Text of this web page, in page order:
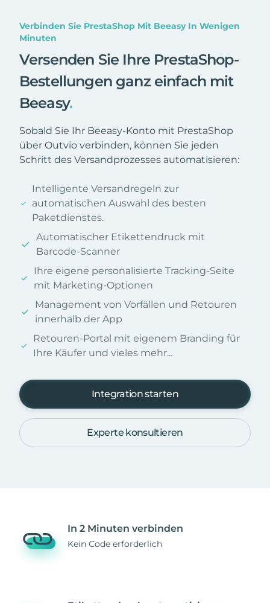
Verbinden Sie PrestaShop Mit Beeasy In Wenigen
Minuten
Versenden Sie Ihre PrestaShop-
Bestellungen ganz einfach mit
Beeasy.
Sobald Sie Ihr Beeasy-Konto mit PrestaShop
über Outvio verbinden, können Sie jeden
Schritt des Versandprozesses automatisieren:
Intelligente Versandregeln zur
automatischen Auswahl des besten
Paketdienstes.
Automatischer Etikettendruck mit
Barcode-Scanner
Ihre eigene personalisierte Tracking-Seite
mit Marketing-Optionen
Management von Vorfällen und Retouren
innerhalb der App
Retouren-Portal mit eigenem Branding für
Ihre Käufer und vieles mehr...
Integration starten
Experte konsultieren
In 2 Minuten verbinden
Kein Code erforderlich